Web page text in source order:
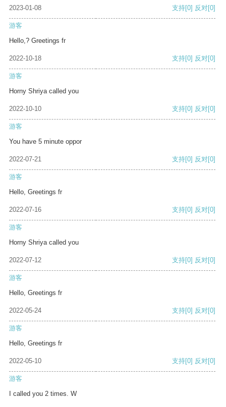
2023-01-08 支持[0] 反对[0]
游客
Hello,? Greetings fr
2022-10-18 支持[0] 反对[0]
游客
Horny Shriya called you
2022-10-10 支持[0] 反对[0]
游客
You have 5 minute oppor
2022-07-21 支持[0] 反对[0]
游客
Hello, Greetings fr
2022-07-16 支持[0] 反对[0]
游客
Horny Shriya called you
2022-07-12 支持[0] 反对[0]
游客
Hello, Greetings fr
2022-05-24 支持[0] 反对[0]
游客
Hello, Greetings fr
2022-05-10 支持[0] 反对[0]
游客
I called you 2 times. W